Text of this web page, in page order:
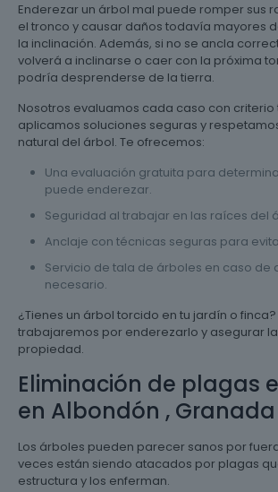
Enderezar un árbol mal puede romper sus
el tronco y causar daños todavía mayores
la inclinación. Además, si no se ancla
volverá a inclinarse o caer con la próxima
podría desprenderse de la tierra.
Nosotros evaluamos cada caso con criterio
aplicamos soluciones seguras y
natural del árbol. Te ofrecemos:
Una evaluación gratuita para
puede enderezar.
Seguridad al trabajar en las raíces del
Anclaje con técnicas seguras para
Servicio de tala de árboles en caso de
necesario.
¿Tienes un árbol torcido en tu jardín o
trabajaremos por enderezarlo y asegurar
propiedad.
Eliminación de plagas
en Albondón , Granada
Los árboles pueden parecer sanos por
veces están siendo atacados por plagas
estructura y los enferman.